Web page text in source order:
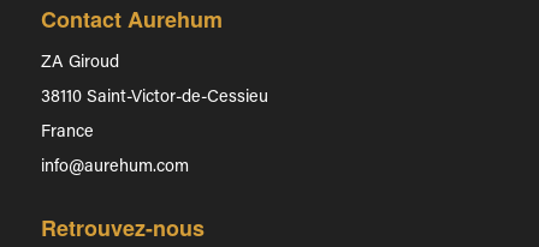
Contact Aurehum
ZA Giroud
38110 Saint-Victor-de-Cessieu
France
info@aurehum.com
Retrouvez-nous